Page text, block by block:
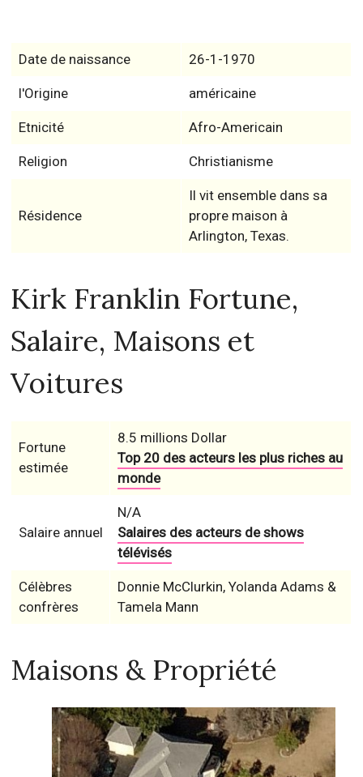
Date de naissance 26-1-1970
l'Origine américaine
Etnicité Afro-Americain
Religion Christianisme
Résidence
Il vit ensemble dans sa
propre maison à
Arlington, Texas.
Kirk Franklin Fortune,
Salaire, Maisons et
Voitures
Fortune
estimée
8.5 millions Dollar
Top 20 des acteurs les plus riches au
monde
Salaire annuel
N/A
Salaires des acteurs de shows
télévisés
Célèbres
confrères
Donnie McClurkin, Yolanda Adams &
Tamela Mann
Maisons & Propriété